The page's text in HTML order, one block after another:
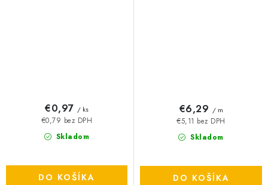
Skladom
€0,79 bez DPH
€0,97 / ks
DO KOŠÍKA
Skladom
€5,11 bez DPH
€6,29 / m
DO KOŠÍKA